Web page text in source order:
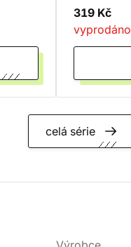
319 Kč
vyprodáno
celá série